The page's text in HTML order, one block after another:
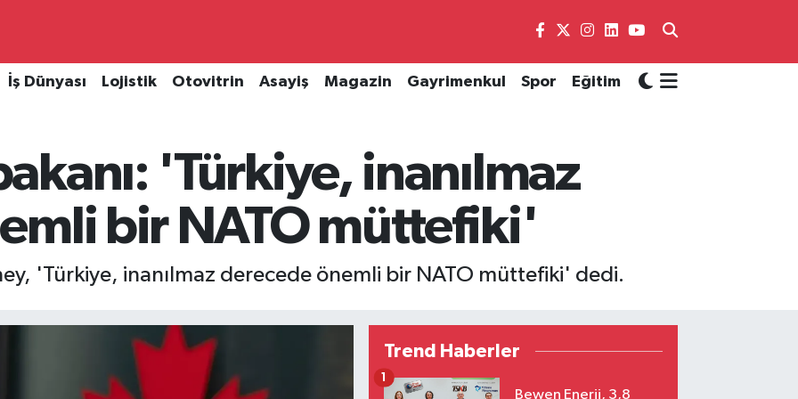
İş Dünyası Lojistik Otovitrin Asayiş Magazin Gayrimenkul Spor Eğitim
'Türkiye, inanılmaz
bir NATO müttefiki'
'Türkiye, inanılmaz derecede önemli bir NATO müttefiki' dedi.
Trend Haberler
Bewen Enerji, 3,8
1